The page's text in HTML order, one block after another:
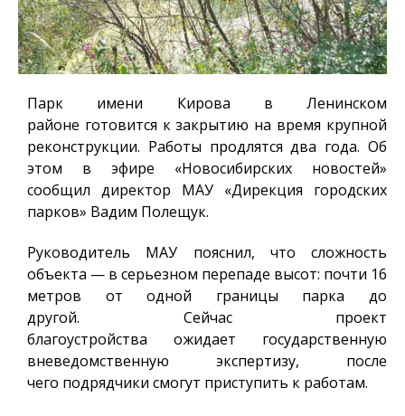
Парк имени Кирова в Ленинском
районе готовится к закрытию на время крупной
реконструкции. Работы продлятся два года. Об
этом в эфире «Новосибирских новостей»
сообщил директор МАУ «Дирекция городских
парков» Вадим Полещук.
Руководитель МАУ пояснил, что сложность
объекта — в серьезном перепаде высот: почти 16
метров от одной границы парка до
другой. Сейчас проект
благоустройства ожидает государственную
вневедомственную экспертизу, после
чего подрядчики смогут приступить к работам.